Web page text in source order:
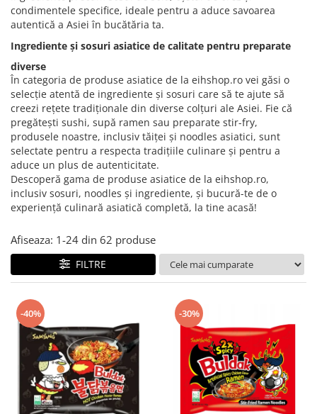
Condimente turcesti
Ghimbir murat la borcan
Alge Nori
Supa miso
condimentele specifice, ideale pentru a aduce savoarea
autentică a Asiei în bucătăria ta.
Ingrediente și sosuri asiatice de calitate pentru preparate
diverse
În categoria de produse asiatice de la eihshop.ro vei găsi o
selecție atentă de ingrediente și sosuri care să te ajute să
creezi rețete tradiționale din diverse colțuri ale Asiei. Fie că
pregătești sushi, supă ramen sau preparate stir-fry,
produsele noastre, inclusiv tăiței și noodles asiatici, sunt
selectate pentru a respecta tradițiile culinare și pentru a
aduce un plus de autenticitate.
Descoperă gama de produse asiatice de la eihshop.ro,
inclusiv sosuri, noodles și ingrediente, și bucură-te de o
experiență culinară asiatică completă, la tine acasă!
Afiseaza: 1-24 din 62 produse
FILTRE
-40% -30%